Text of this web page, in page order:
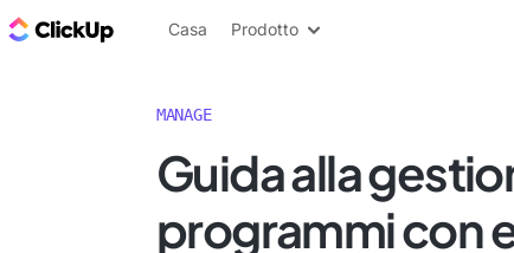
Blog di ClickUp
Casa Prodotto
MANAGE
Guida alla
programmi con